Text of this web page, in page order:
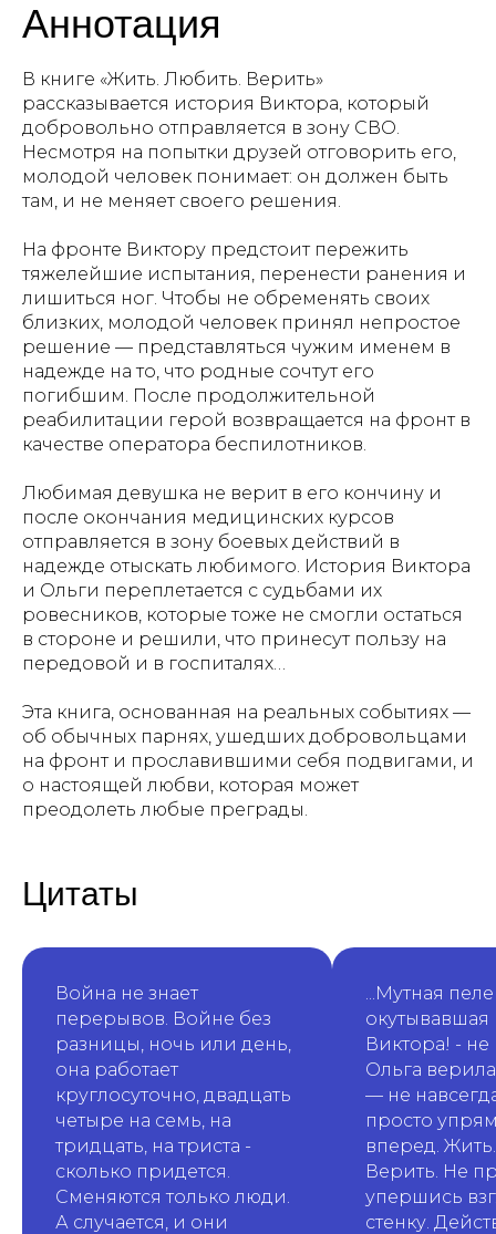
Аннотация
В книге «Жить. Любить. Верить»
рассказывается история Виктора, который
добровольно отправляется в зону СВО.
Несмотря на попытки друзей отговорить его,
молодой человек понимает: он должен быть
там, и не меняет своего решения.
На фронте Виктору предстоит пережить
тяжелейшие испытания, перенести ранения и
лишиться ног. Чтобы не обременять своих
близких, молодой человек принял непростое
решение — представляться чужим именем в
надежде на то, что родные сочтут его
погибшим. После продолжительной
реабилитации герой возвращается на фронт в
качестве оператора беспилотников.
Любимая девушка не верит в его кончину и
после окончания медицинских курсов
отправляется в зону боевых действий в
надежде отыскать любимого. История Виктора
и Ольги переплетается с судьбами их
ровесников, которые тоже не смогли остаться
в стороне и решили, что принесут пользу на
передовой и в госпиталях…
Эта книга, основанная на реальных событиях —
об обычных парнях, ушедших добровольцами
на фронт и прославившими себя подвигами, и
о настоящей любви, которая может
преодолеть любые преграды.
Цитаты
Война не знает
перерывов. Войне без
разницы, ночь или день,
она работает
круглосуточно, двадцать
четыре на семь, на
тридцать, на триста -
сколько придется.
Сменяются только люди.
А случается, и они
...Мутная
Виктора! -
Ольга
— не
просто
вперед.
Верить. Не
упершись
стенку.